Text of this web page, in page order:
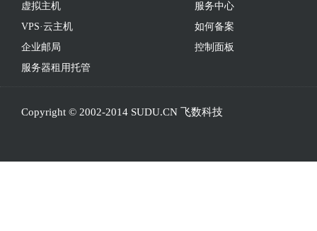
虚拟主机
VPS·云主机
企业邮局
服务器租用托管
服务中心
如何备案
控制面板
Copyright © 2002-2014 SUDU.CN 飞数科技